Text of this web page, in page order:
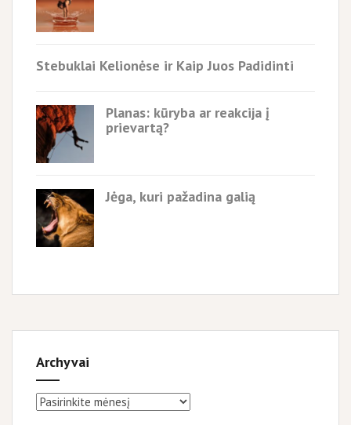
Stebuklai Kelionėse ir Kaip Juos Padidinti
Planas: kūryba ar reakcija į
prievartą?
Jėga, kuri pažadina galią
Archyvai
Archyvai